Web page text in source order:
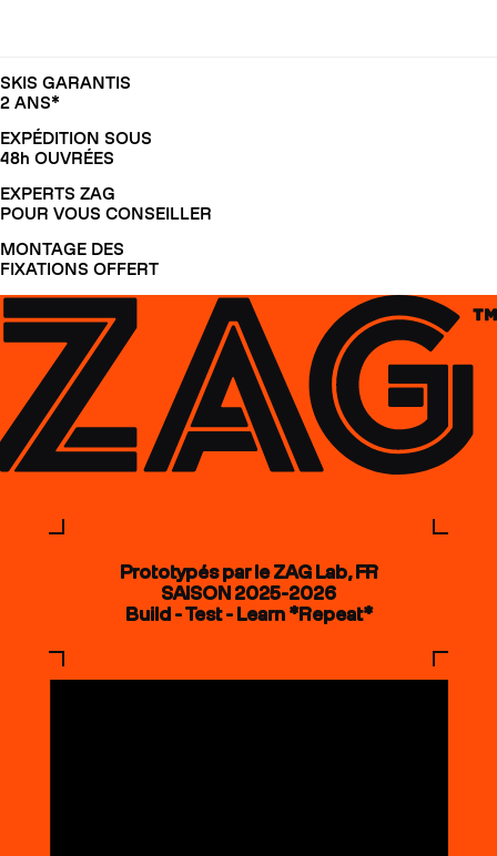
SKIS GARANTIS
2 ANS*
EXPÉDITION SOUS
48h OUVRÉES
EXPERTS ZAG
POUR VOUS CONSEILLER
MONTAGE DES
FIXATIONS OFFERT
Prototypés par le ZAG Lab, FR
SAISON 2025-2026
Build - Test - Learn *Repeat*